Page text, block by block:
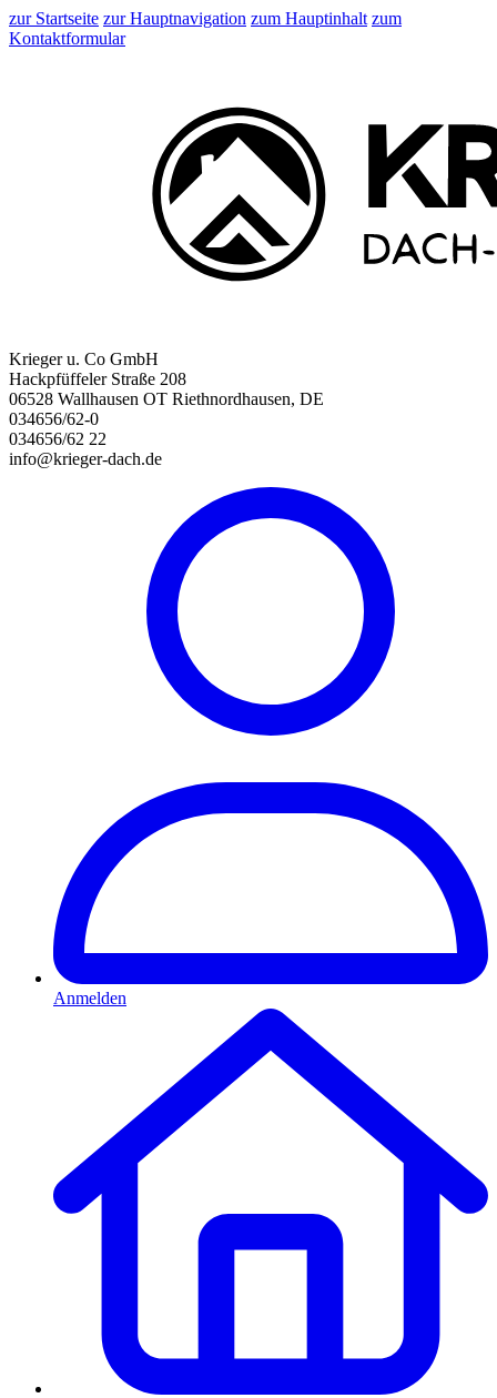
zur Startseite zur Hauptnavigation zum Hauptinhalt zum
Kontaktformular
Krieger u. Co GmbH
Hackpfüffeler Straße 208
06528 Wallhausen OT Riethnordhausen, DE
034656/62-0
034656/62 22
info@krieger-dach.de
Anmelden